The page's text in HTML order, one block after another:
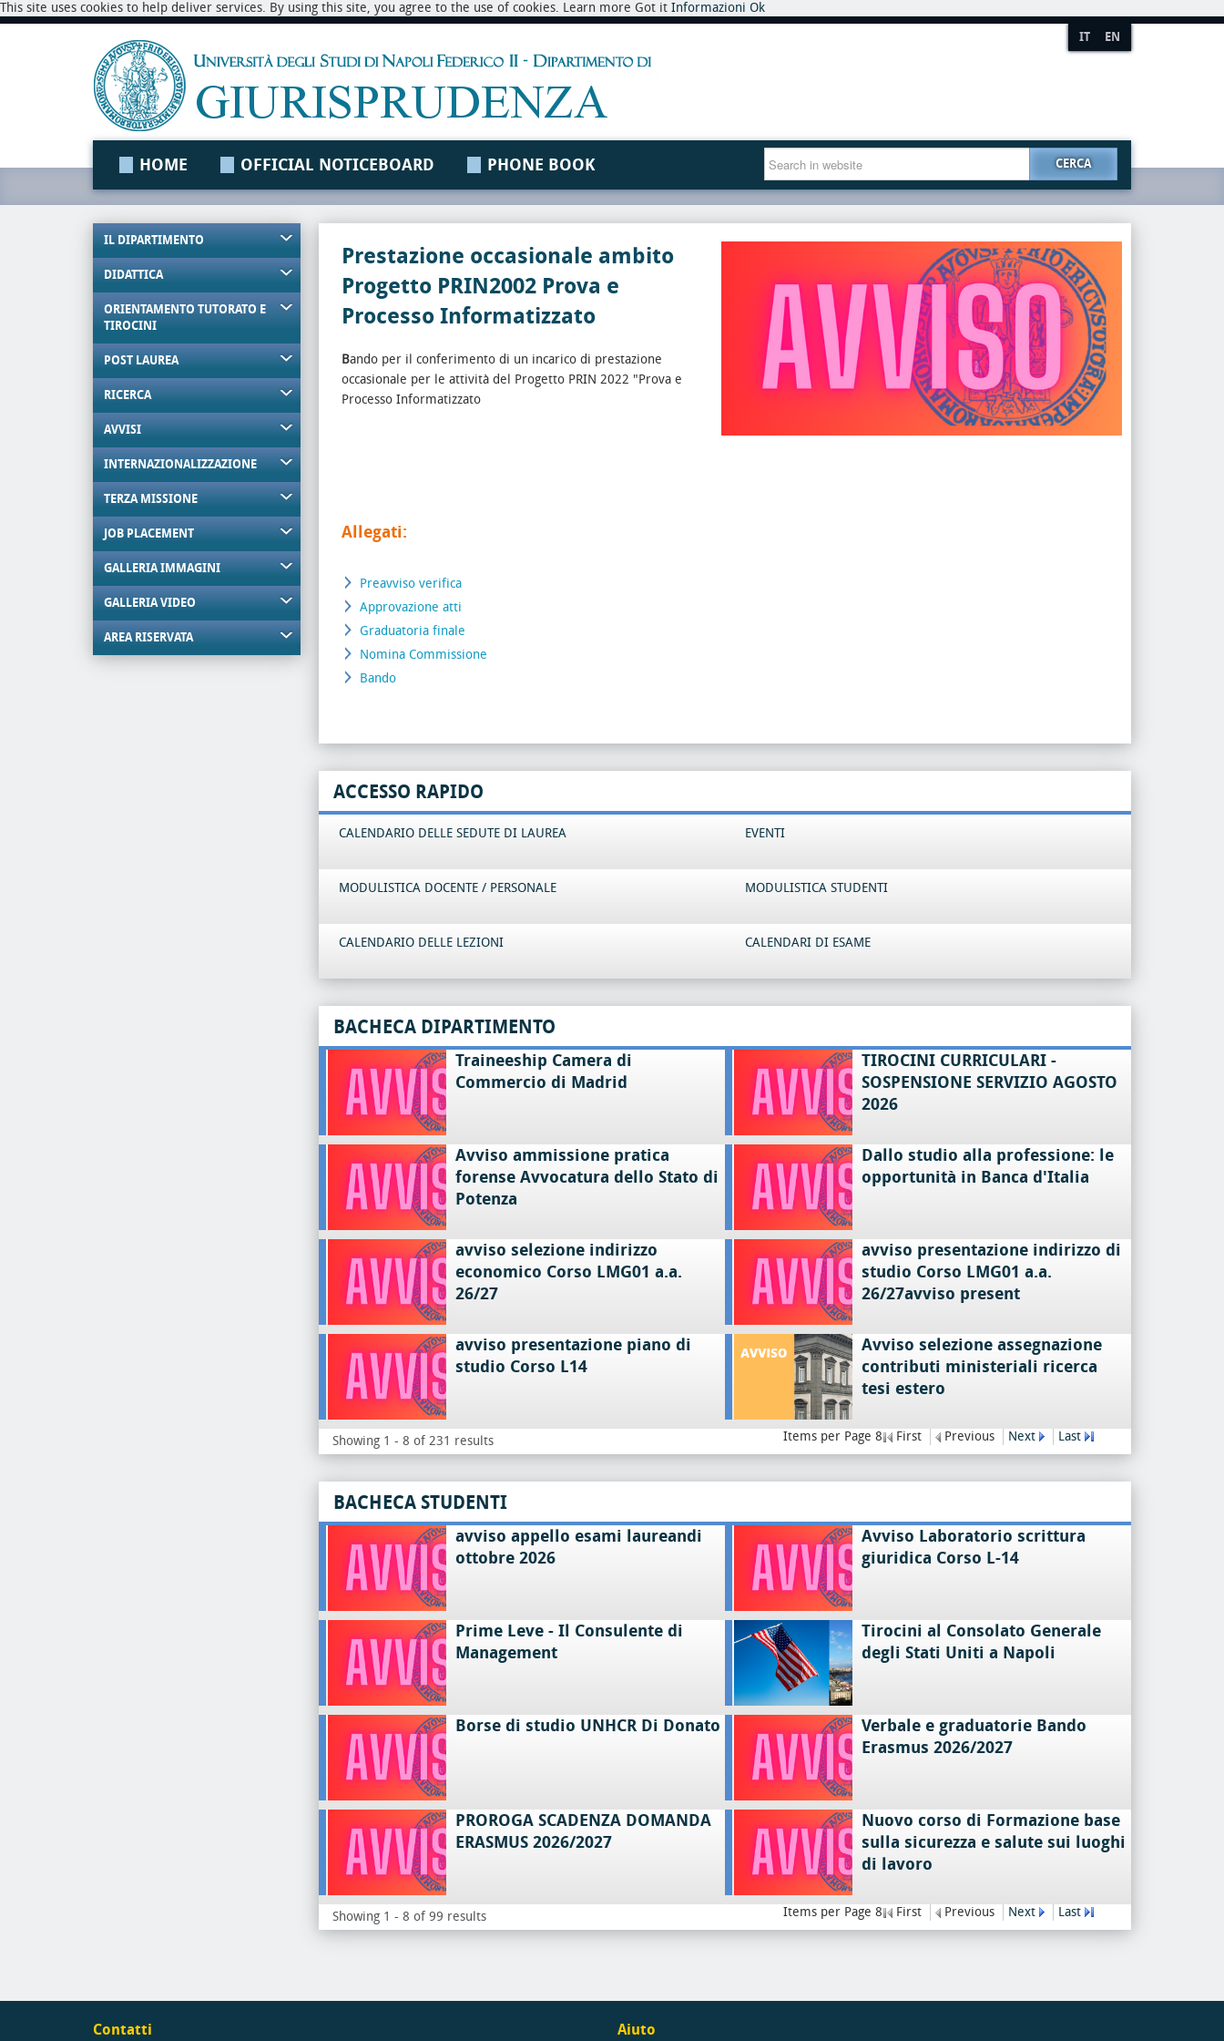
This site uses cookies to help deliver services. By using this site, you agree to the use of cookies. Learn more Got it Informazioni Ok
IT EN
HOME OFFICIAL NOTICEBOARD PHONE BOOK CERCA
IL DIPARTIMENTO
DIDATTICA
ORIENTAMENTO TUTORATO E
TIROCINI
POST LAUREA
RICERCA
AVVISI
INTERNAZIONALIZZAZIONE
TERZA MISSIONE
JOB PLACEMENT
GALLERIA IMMAGINI
GALLERIA VIDEO
AREA RISERVATA
Prestazione occasionale ambito
Progetto PRIN2002 Prova e
Processo Informatizzato
Bando per il conferimento di un incarico di prestazione
occasionale per le attività del Progetto PRIN 2022 "Prova e
Processo Informatizzato
Allegati:
Preavviso verifica
Approvazione atti
Graduatoria finale
Nomina Commissione
Bando
ACCESSO RAPIDO
CALENDARIO DELLE SEDUTE DI LAUREA EVENTI
MODULISTICA DOCENTE / PERSONALE MODULISTICA STUDENTI
CALENDARIO DELLE LEZIONI CALENDARI DI ESAME
BACHECA DIPARTIMENTO
Traineeship Camera di
Commercio di Madrid
TIROCINI CURRICULARI -
SOSPENSIONE SERVIZIO AGOSTO
2026
Avviso ammissione pratica
forense Avvocatura dello Stato di
Potenza
Dallo studio alla professione: le
opportunità in Banca d'Italia
avviso selezione indirizzo
economico Corso LMG01 a.a.
26/27
avviso presentazione indirizzo di
studio Corso LMG01 a.a.
26/27avviso present
avviso presentazione piano di
studio Corso L14
Avviso selezione assegnazione
contributi ministeriali ricerca
tesi estero
Showing 1 - 8 of 231 results Items per Page 8 First Previous Next Last
BACHECA STUDENTI
avviso appello esami laureandi
ottobre 2026
Avviso Laboratorio scrittura
giuridica Corso L-14
Prime Leve - Il Consulente di
Management
Tirocini al Consolato Generale
degli Stati Uniti a Napoli
Borse di studio UNHCR Di Donato
Verbale e graduatorie Bando
Erasmus 2026/2027
PROROGA SCADENZA DOMANDA
ERASMUS 2026/2027
Nuovo corso di Formazione base
sulla sicurezza e salute sui luoghi
di lavoro
Showing 1 - 8 of 99 results Items per Page 8 First Previous Next Last
Contatti Aiuto